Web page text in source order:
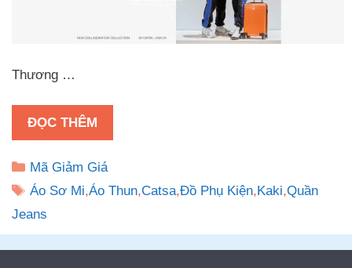
Thương …
ĐỌC THÊM
Danh
mục
Mã Giảm Giá
Thẻ
Áo Sơ Mi,Áo Thun,Catsa,Đồ Phụ Kiện, Kaki,Quần
Jeans